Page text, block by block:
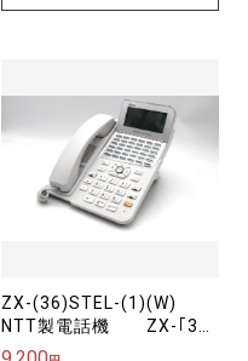
ZX-(36)STEL-(1)(W)
NTT製電話機 ZX-｢36｣
キｰ標準スター電話機-｢1｣